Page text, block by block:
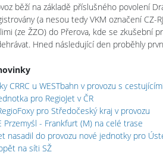
běží na základě příslušného povolení
(a nesou tedy VKM označení
(ze ŽZO) do Přerova, kde se zkušební
Hned následující den proběhly
CRRC u WESTbahn v provozu s cestujícími
pro RegioJet v ČR
pro Středočeský kraj v provozu
Przemyśl - Frankfurt (M) na celé trase
nasadil do provozu nové jednotky pro
na síti SŽ